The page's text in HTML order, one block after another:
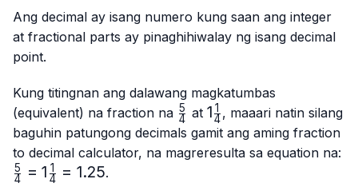
Ang decimal ay isang numero kung saan ang integer
at fractional parts ay pinaghihiwalay ng isang decimal
point.
Kung titingnan ang dalawang magkatumbas
(equivalent) na fraction na \frac{5}
{4}
4
5 at 1\frac{1}
{4}
14
1 , maaari natin silang
baguhin patungong decimals gamit ang aming fraction
to decimal calculator, na magreresulta sa equation na:
4
5 = 1 4
1 = 1.25.